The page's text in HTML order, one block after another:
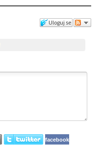
Uloguj se
facebook